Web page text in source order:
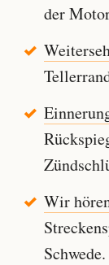
der
Wir
Schwede.